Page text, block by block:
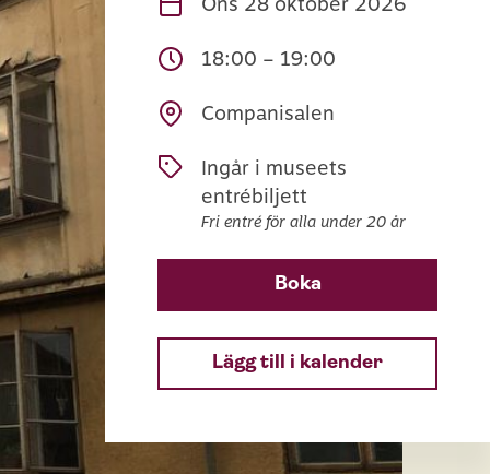
18:00 – 19:00
Companisalen
Ingår i museets
entrébiljett
Fri entré för alla under 20 år
Boka
Lägg till i kalender